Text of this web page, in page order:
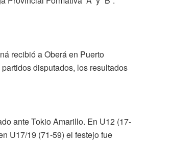
recibió a Oberá en Puerto
disputados, los resultados
ante Tokio Amarillo. En U12 (17-
U17/19 (71-59) el festejo fue